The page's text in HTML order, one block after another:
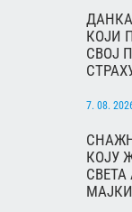
КОЈИ
СВОЈ
7. 08.
КОЈУ
МАЈКИ